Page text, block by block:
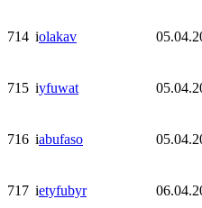
714 iolakav
715 iyfuwat
716 iabufaso
717 ietyfubyr